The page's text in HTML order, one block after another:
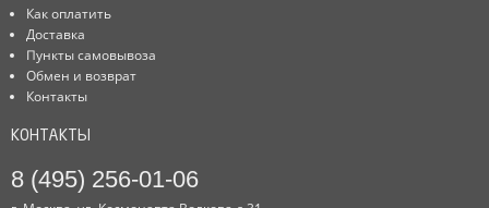
Как оплатить
Доставка
Пункты самовывоза
Обмен и возврат
Контакты
КОНТАКТЫ
8 (495) 256-01-06